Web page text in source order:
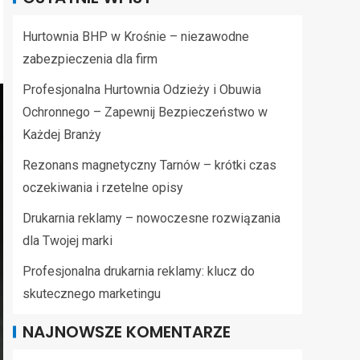
Hurtownia BHP w Krośnie – niezawodne
zabezpieczenia dla firm
Profesjonalna Hurtownia Odzieży i Obuwia
Ochronnego – Zapewnij Bezpieczeństwo w
Każdej Branży
Rezonans magnetyczny Tarnów – krótki czas
oczekiwania i rzetelne opisy
Drukarnia reklamy – nowoczesne rozwiązania
dla Twojej marki
Profesjonalna drukarnia reklamy: klucz do
skutecznego marketingu
NAJNOWSZE KOMENTARZE